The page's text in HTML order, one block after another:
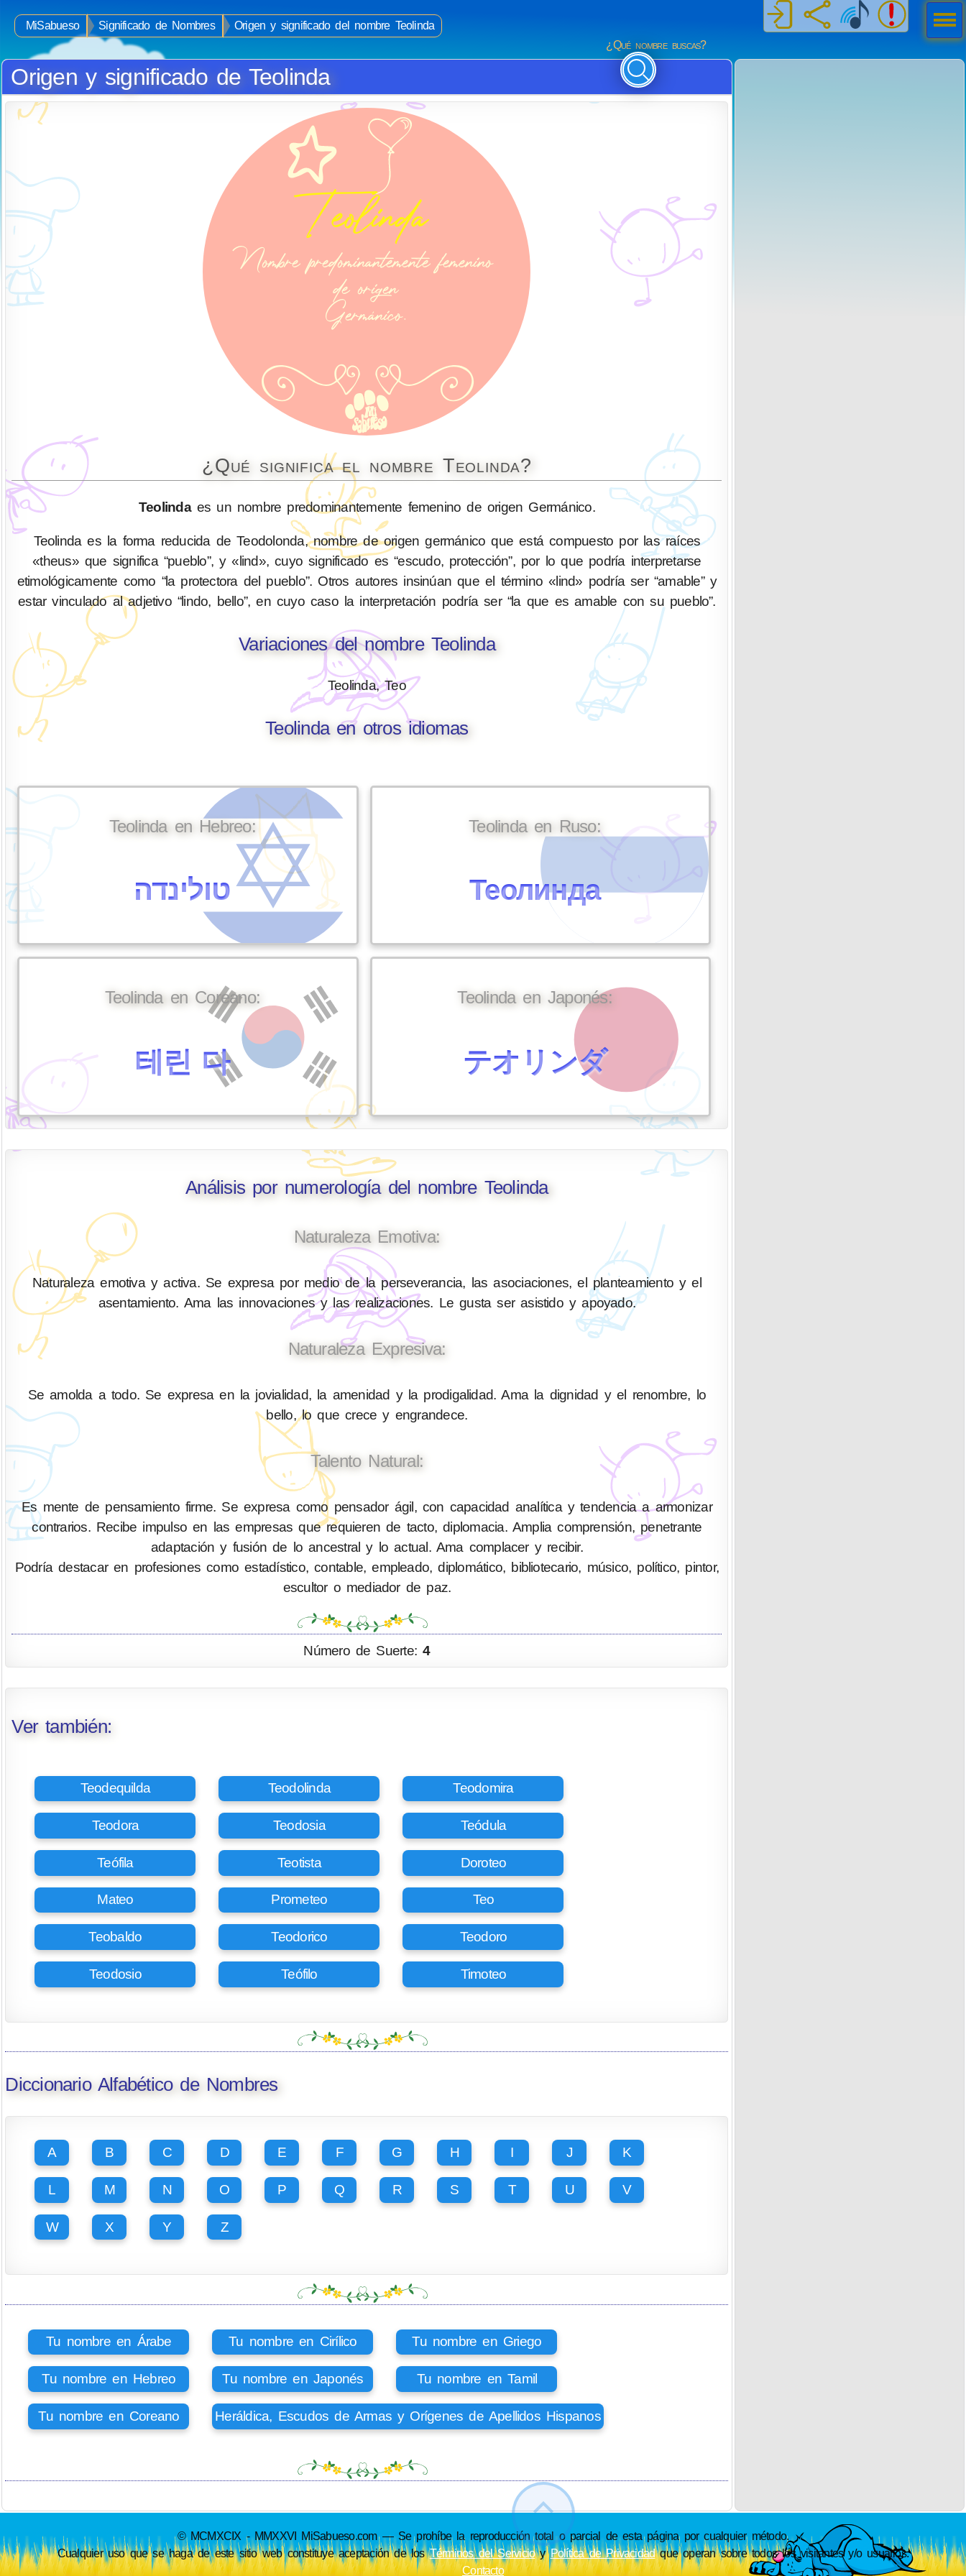
MiSabueso Significado de Nombres
Origen y significado del nombre Teolinda
¿Qué nombre buscas?
Origen y significado de Teolinda
¿Qué significa el nombre Teolinda?
Teolindaes un nombre predominantemente femenino de origen Germánico.
Teolinda es la forma reducida de Teodolonda, nombre de origen germánico que está compuesto por las raíces
«theus» que significa “pueblo”, y «lind», cuyo significado es “escudo, protección”, por lo que podría interpretarse
etimológicamente como “la protectora del pueblo”. Otros autores insinúan que el término «lind» podría ser “amable” y
estar vinculado al adjetivo “lindo, bello”, en cuyo caso la interpretación podría ser “la que es amable con su pueblo”.
Variaciones del nombre Teolinda
Teolinda, Teo
Teolinda en otros idiomas
Teolinda en Hebreo:
טולינדה
Teolinda en Ruso:
Теолинда
Teolinda en Coreano:
테린 다
Teolinda en Japonés:
テオリンダ
Análisis por numerología del nombre Teolinda
Naturaleza Emotiva:
Naturaleza emotiva y activa. Se expresa por medio de la perseverancia, las asociaciones, el planteamiento y el
asentamiento. Ama las innovaciones y las realizaciones. Le gusta ser asistido y apoyado.
Naturaleza Expresiva:
Se amolda a todo. Se expresa en la jovialidad, la amenidad y la prodigalidad. Ama la dignidad y el renombre, lo
bello, lo que crece y engrandece.
Talento Natural:
Es mente de pensamiento firme. Se expresa como pensador ágil, con capacidad analítica y tendencia a armonizar
contrarios. Recibe impulso en las empresas que requieren de tacto, diplomacia. Amplia comprensión, penetrante
adaptación y fusión de lo ancestral y lo actual. Ama complacer y recibir.
Podría destacar en profesiones como estadístico, contable, empleado, diplomático, bibliotecario, músico, político, pintor,
escultor o mediador de paz.
Número de Suerte:4
Ver también:
Teodequilda Teodolinda Teodomira
Teodora Teodosia Teódula
Teófila Teotista Doroteo
Mateo Prometeo Teo
Teobaldo Teodorico Teodoro
Teodosio Teófilo Timoteo
Diccionario Alfabético de Nombres
A B C D E F G H I J K
L M N O P Q R S T U V
W X Y Z
Tu nombre en Árabe Tu nombre en Cirílico Tu nombre en Griego
Tu nombre en Hebreo Tu nombre en Japonés Tu nombre en Tamil
Tu nombre en Coreano Heráldica, Escudos de Armas y Orígenes de Apellidos Hispanos
Men
ú
© MCMXCIX - MMXXVI MiSabueso.com — Se prohíbe la reproducción total o parcial de esta página por cualquier método.
Cualquier uso que se haga de este sitio web constituye aceptación de losTérminos del ServicioyPolítica de Privacidadque operan sobre todos los visitantes y/o usuarios.
Contacto